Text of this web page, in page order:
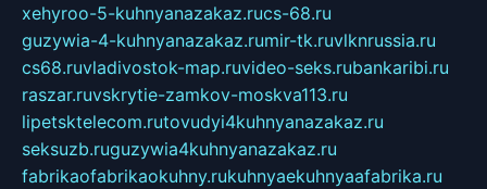
xehyroo-5-kuhnyanazakaz.rucs-68.ru
guzywia-4-kuhnyanazakaz.rumir-tk.ruvlknrussia.ru
cs68.ruvladivostok-map.ruvideo-seks.rubankaribi.ru
raszar.ruvskrytie-zamkov-moskva113.ru
lipetsktelecom.rutovudyi4kuhnyanazakaz.ru
seksuzb.ruguzywia4kuhnyanazakaz.ru
fabrikaofabrikaokuhny.rukuhnyaekuhnyaafabrika.ru